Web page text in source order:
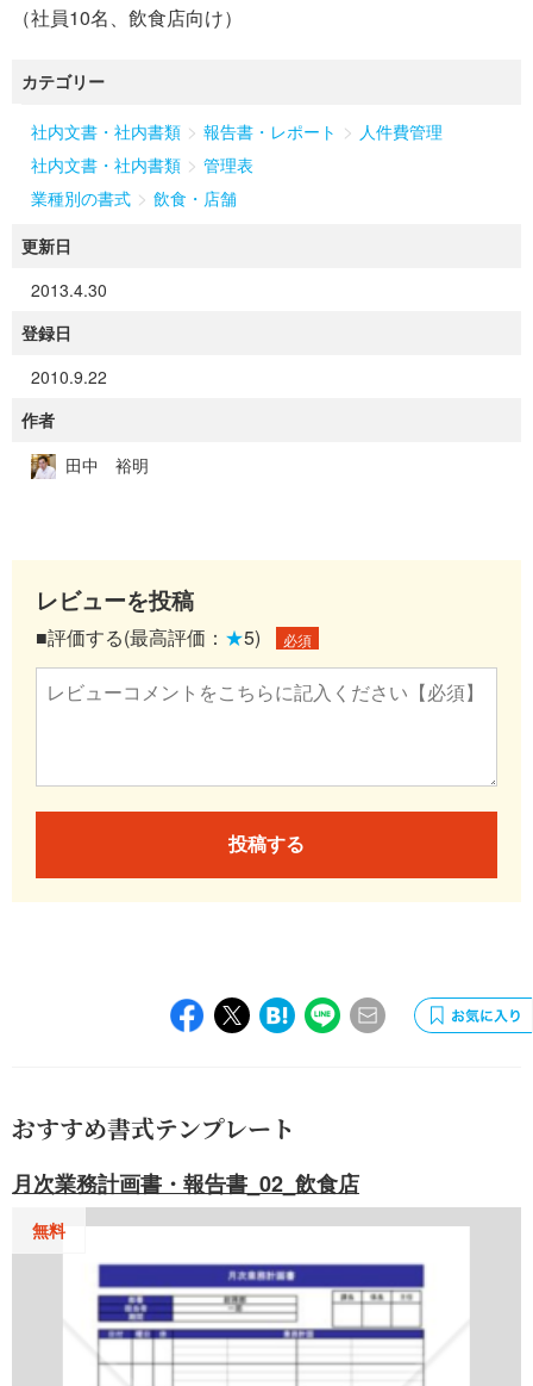
（社員10名、飲食店向け）
カテゴリー
社内文書・社内書類 > 報告書・レポート > 人件費管理
社内文書・社内書類 > 管理表
業種別の書式 > 飲食・店舗
更新日
2013.4.30
登録日
2010.9.22
作者
田中 裕明
レビューを投稿
■評価する(最高評価： ★5) 必須
投稿する
おすすめ書式テンプレート
月次業務計画書・報告書_02_飲食店
無料